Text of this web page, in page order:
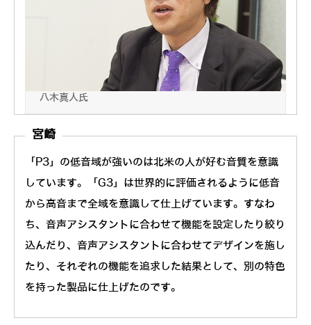
オンキヨー株式会社 AI/IoT事業推進室 副室長
八木真人氏
宮崎
「P3」の低音域が強いのは北米の人が好む音質を意識
しています。「G3」は世界的に評価されるように低音
から高音まで全域を意識して仕上げています。すなわ
ち、音声アシスタントに合わせて機能を設定したり絞り
込んだり、音声アシスタントに合わせてデザインを施し
たり、それぞれの機能を追求した結果として、別の特色
を持った製品に仕上げたのです。